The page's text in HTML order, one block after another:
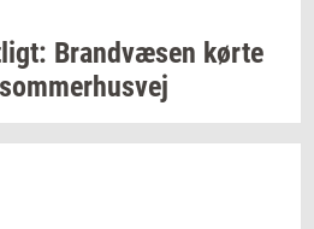
Brand­væ­sen kørte
som­mer­hus­vej